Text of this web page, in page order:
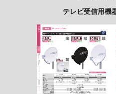
テレビ受信用機